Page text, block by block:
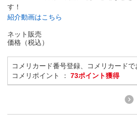
す！
紹介動画はこちら
ネット販売
価格（税込）
コメリカード番号登録、コメリカード
コメリポイント ： 73ポイント獲得